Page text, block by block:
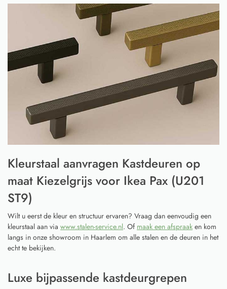
Kleurstaal aanvragen Kastdeuren op
maat Kiezelgrijs voor Ikea Pax (U201
ST9)
Wilt u eerst de kleur en structuur ervaren? Vraag dan eenvoudig een
kleurstaal aan via www.stalen-service.nl. Of maak een afspraak en kom
langs in onze showroom in Haarlem om alle stalen en de deuren in het
echt te bekijken.
Luxe bijpassende kastdeurgrepen